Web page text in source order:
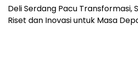
Deli Serdang Pacu Transformasi,
Riset dan Inovasi untuk Masa